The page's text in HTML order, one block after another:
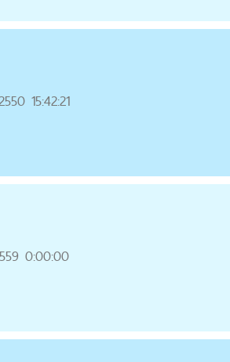
15:42:21
0:00:00